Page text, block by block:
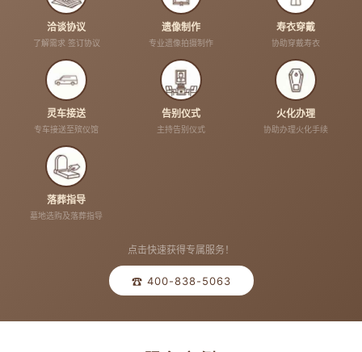
洽谈协议
了解需求 签订协议
遗像制作
专业遗像拍摄制作
寿衣穿戴
协助穿戴寿衣
灵车接送
专车接送至殡仪馆
告别仪式
主持告别仪式
火化办理
协助办理火化手续
落葬指导
墓地选购及落葬指导
点击快速获得专属服务！
☎ 400-838-5063